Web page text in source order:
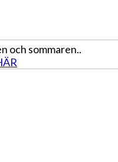
och sommaren..